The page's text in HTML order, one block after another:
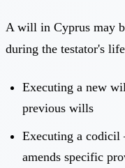
A will in Cyprus may
during the testator's
Executing a new
previous wills
Executing a codicil
amends specific